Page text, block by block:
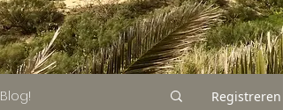
Blog! Registreren